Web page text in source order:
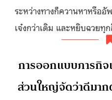
ระหว่างทางก็ควานหาหรืออั
เจ๋งกว่าเดิม และหยิบฉวยทุ
การออกแบบภารกิจ
ส่วนใหญ่จัดว่าดีมา